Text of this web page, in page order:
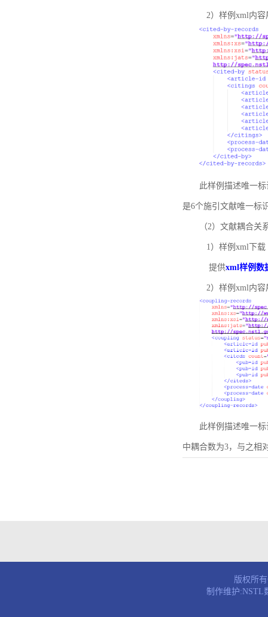
2）样例xml内容
此样例描述唯一标
是6个施引文献唯一标
（2）文献耦合关
1）样例xml下载
提供xml样例数
2）样例xml内容
此样例描述唯一标
中耦合数为3，与之相
版权所
制作维护:NSTL